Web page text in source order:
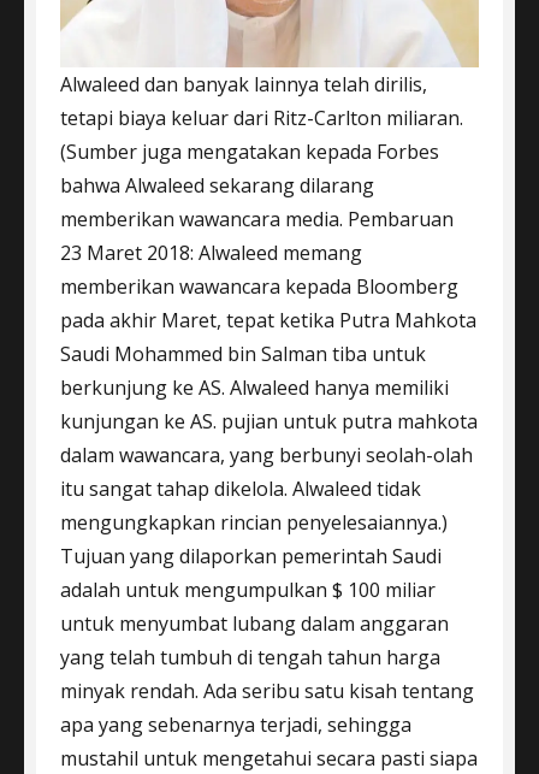
Alwaleed dan banyak lainnya telah dirilis,
tetapi biaya keluar dari Ritz-Carlton miliaran.
(Sumber juga mengatakan kepada Forbes
bahwa Alwaleed sekarang dilarang
memberikan wawancara media. Pembaruan
23 Maret 2018: Alwaleed memang
memberikan wawancara kepada Bloomberg
pada akhir Maret, tepat ketika Putra Mahkota
Saudi Mohammed bin Salman tiba untuk
berkunjung ke AS. Alwaleed hanya memiliki
kunjungan ke AS. pujian untuk putra mahkota
dalam wawancara, yang berbunyi seolah-olah
itu sangat tahap dikelola. Alwaleed tidak
mengungkapkan rincian penyelesaiannya.)
Tujuan yang dilaporkan pemerintah Saudi
adalah untuk mengumpulkan $ 100 miliar
untuk menyumbat lubang dalam anggaran
yang telah tumbuh di tengah tahun harga
minyak rendah. Ada seribu satu kisah tentang
apa yang sebenarnya terjadi, sehingga
mustahil untuk mengetahui secara pasti siapa